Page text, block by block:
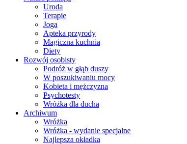
Uroda
Terapie
Joga
Apteka przyrody
Magiczna kuchnia
Diety
Rozwój osobisty
Podróż w głąb duszy
W poszukiwaniu mocy
Kobieta i mężczyzna
Psychotesty
Wróżka dla ducha
Archiwum
Wróżka
Wróżka - wydanie specjalne
Najlepsza okładka